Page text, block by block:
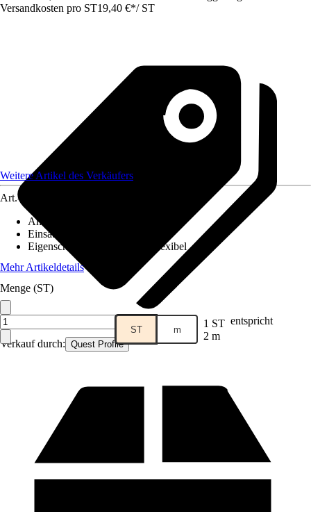
Versandkosten pro ST19,40 €*/ ST
Verkauf durch: Quest Profile
Weitere Artikel des Verkäufers
Art.-Nr.
Anzahl
Einsatzbereich
Eigenschaft
UV-beständig, Flexibel
Mehr Artikeldetails
Menge (ST)
ST m 1 ST entspricht
2 m